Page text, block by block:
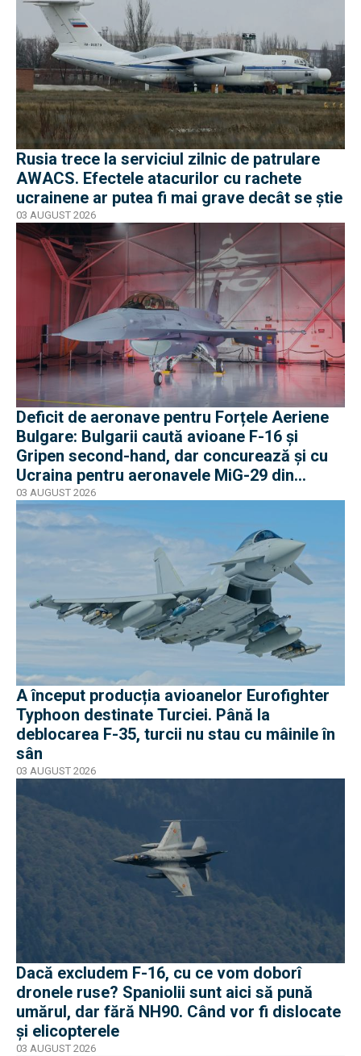
Rusia trece la serviciul zilnic de patrulare
AWACS. Efectele atacurilor cu rachete
ucrainene ar putea fi mai grave decât se știe
03 AUGUST 2026
Deficit de aeronave pentru Forțele Aeriene
Bulgare: Bulgarii caută avioane F-16 și
Gripen second-hand, dar concurează și cu
Ucraina pentru aeronavele MiG-29 din
Polonia
03 AUGUST 2026
A început producția avioanelor Eurofighter
Typhoon destinate Turciei. Până la
deblocarea F-35, turcii nu stau cu mâinile în
sân
03 AUGUST 2026
Dacă excludem F-16, cu ce vom doborî
dronele ruse? Spaniolii sunt aici să pună
umărul, dar fără NH90. Când vor fi dislocate
și elicopterele
03 AUGUST 2026